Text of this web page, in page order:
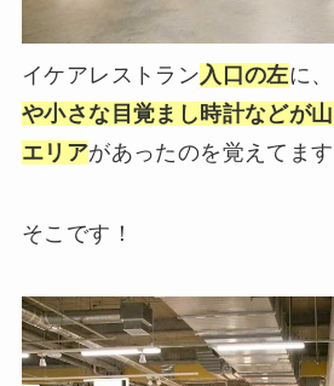
イケアレストラン 入口の左に、
や小さな目覚まし時計などが
エリアがあったのを覚えてます
そこです！